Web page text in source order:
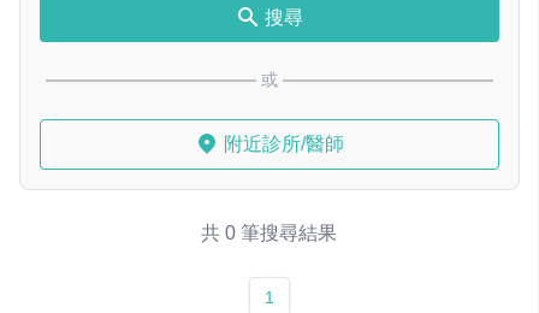
搜尋
或
附近診所/醫師
共 0 筆搜尋結果
1